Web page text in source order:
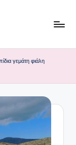
γεμάτη φιάλη